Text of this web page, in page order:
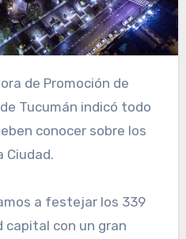
Tucumán indicó todo
conocer sobre los
Ciudad.
a festejar los 339
capital con un gran